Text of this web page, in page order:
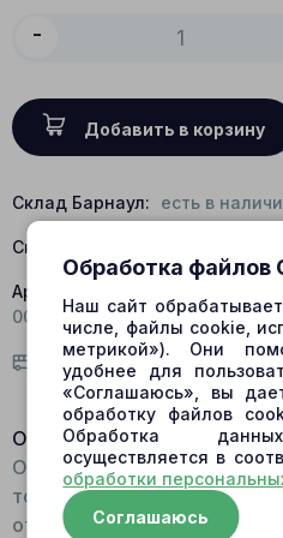
-
Добавить в корзину
Склад Барнаул: есть в
Склад Центральный:
Артикул:
00.009; MFS52-00.009
Условия доставки
Описание:
Общий вид: Запчасть
торцами по типу шайбы. В
отверстие. Для
Обработка файлов
Наш сайт
числе, файлы cookie,
метрикой»). Они
удобнее для
«Соглашаюсь», вы
обработку файлов
Обработка
осуществляется в
обработки
Соглашаюсь